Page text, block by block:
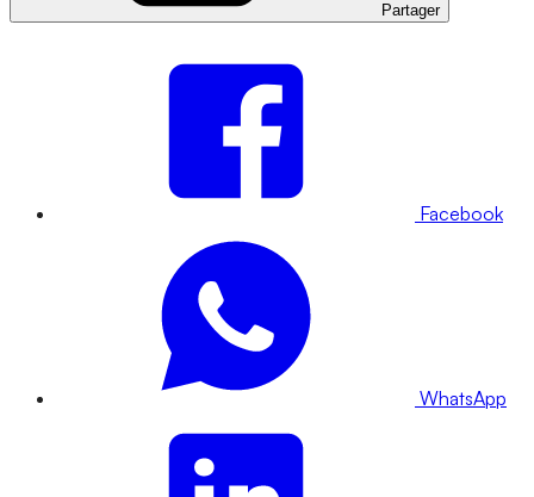
Partager
Facebook
WhatsApp